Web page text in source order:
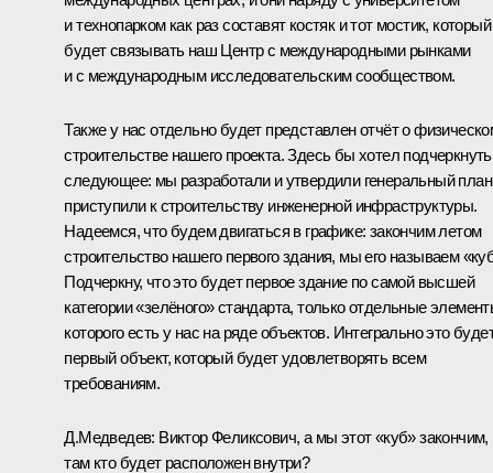
и технопарком как раз составят костяк и тот мостик, который
будет связывать наш Центр с международными рынками
и с международным исследовательским сообществом.
Также у нас отдельно будет представлен отчёт о
строительстве нашего проекта. Здесь бы хотел подчеркнуть
следующее: мы разработали и утвердили генеральный
приступили к строительству инженерной инфраструктуры.
Надеемся, что будем двигаться в графике: закончим летом
строительство нашего первого здания, мы его называем
Подчеркну, что это будет первое здание по самой высшей
категории «зелёного» стандарта, только отдельные
которого есть у нас на ряде объектов. Интегрально это
первый объект, который будет удовлетворять всем
требованиям.
Д.Медведев: Виктор Феликсович, а мы этот «куб» закончим,
там кто будет расположен внутри?